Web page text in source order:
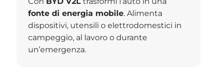
fonte di energia mobile. Alimenta
dispositivi, utensili o elettrodomestici in
campeggio, al lavoro o durante
un’emergenza.